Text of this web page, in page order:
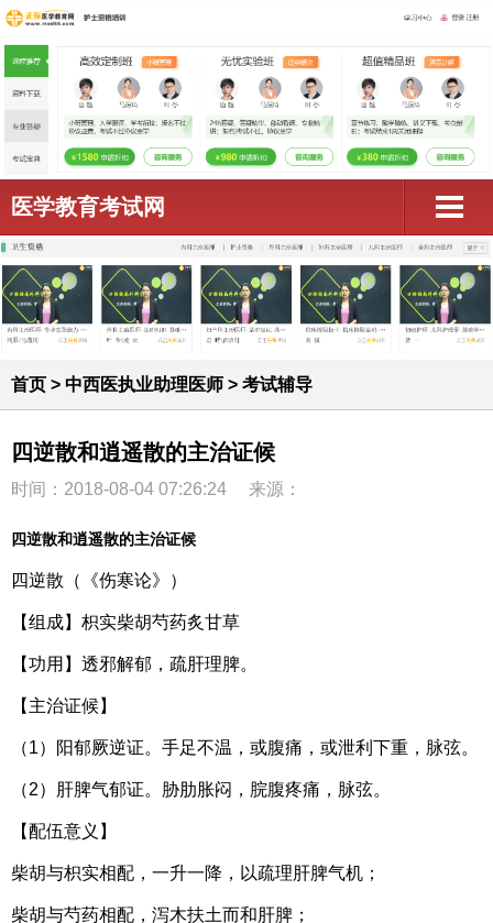
医学教育考试网
首页 > 中西医执业助理医师 > 考试辅导
四逆散和逍遥散的主治证候
时间：2018-08-04 07:26:24 来源：
四逆散和逍遥散的主治证候
四逆散（《伤寒论》）
【组成】枳实柴胡芍药炙甘草
【功用】透邪解郁，疏肝理脾。
【主治证候】
（1）阳郁厥逆证。手足不温，或腹痛，或泄利下重，脉弦。
（2）肝脾气郁证。胁肋胀闷，脘腹疼痛，脉弦。
【配伍意义】
柴胡与枳实相配，一升一降，以疏理肝脾气机；
柴胡与芍药相配，泻木扶土而和肝脾；